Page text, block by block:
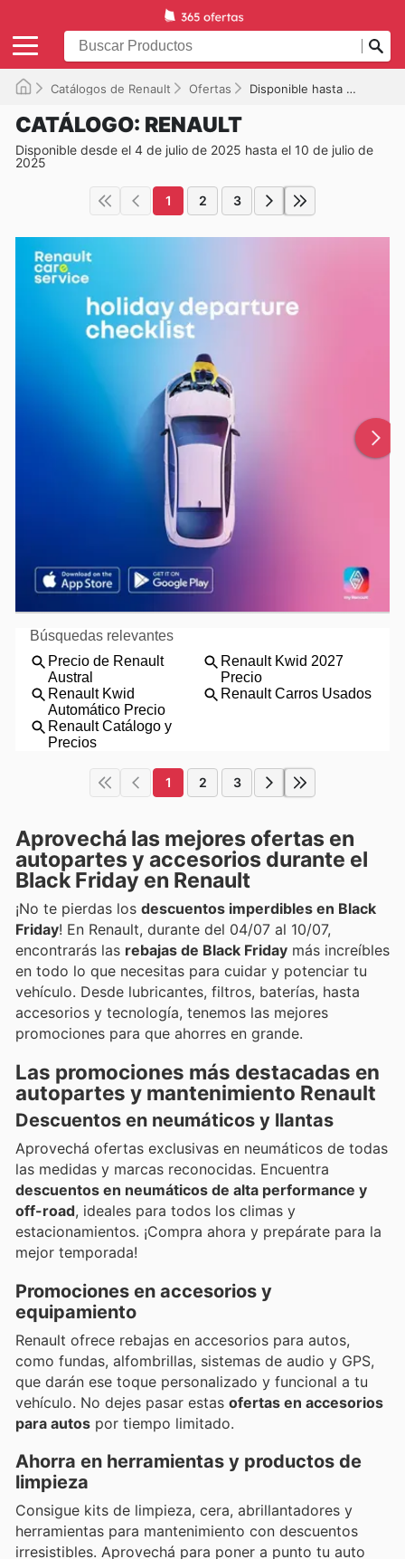
Catálogos de Renault Ofertas Disponible hasta el 10/07/2025
CATÁLOGO: RENAULT
Disponible desde el 4 de julio de 2025 hasta el 10 de julio de
2025
1 2 3
1 2 3
Aprovechá las mejores ofertas en
autopartes y accesorios durante el
Black Friday en Renault
¡No te pierdas los descuentos imperdibles en Black
Friday! En Renault, durante del 04/07 al 10/07,
encontrarás las rebajas de Black Friday más increíbles
en todo lo que necesitas para cuidar y potenciar tu
vehículo. Desde lubricantes, filtros, baterías, hasta
accesorios y tecnología, tenemos las mejores
promociones para que ahorres en grande.
Las promociones más destacadas en
autopartes y mantenimiento Renault
Descuentos en neumáticos y llantas
Aprovechá ofertas exclusivas en neumáticos de todas
las medidas y marcas reconocidas. Encuentra
descuentos en neumáticos de alta performance y
off-road, ideales para todos los climas y
estacionamientos. ¡Compra ahora y prepárate para la
mejor temporada!
Promociones en accesorios y
equipamiento
Renault ofrece rebajas en accesorios para autos,
como fundas, alfombrillas, sistemas de audio y GPS,
que darán ese toque personalizado y funcional a tu
vehículo. No dejes pasar estas ofertas en accesorios
para autos por tiempo limitado.
Ahorra en herramientas y productos de
limpieza
Consigue kits de limpieza, cera, abrillantadores y
herramientas para mantenimiento con descuentos
irresistibles. Aprovechá para poner a punto tu auto